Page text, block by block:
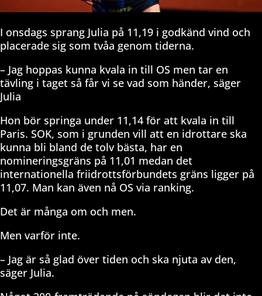
I onsdags sprang Julia på 11,19 i godkänd vind och
placerade sig som tvåa genom tiderna.
– Jag hoppas kunna kvala in till OS men tar en
tävling i taget så får vi se vad som händer, säger
Julia
Hon bör springa under 11,14 för att kvala in till
Paris. SOK, som i grunden vill att en idrottare ska
kunna bli bland de tolv bästa, har en
nomineringsgräns på 11,01 medan det
internationella friidrottsförbundets gräns ligger på
11,07. Man kan även nå OS via ranking.
Det är många om och men.
Men varför inte.
– Jag är så glad över tiden och ska njuta av den,
säger Julia.